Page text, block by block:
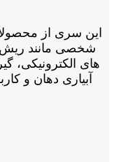
این سری از
شخصی مانند ریش
های الکترونیکی،
آبیاری دهان و